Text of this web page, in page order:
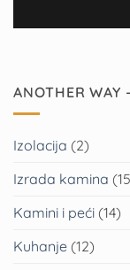
ANOTHER WAY
Izolacija (2)
Izrada kamina
Kamini i peći (14)
Kuhanje (12)